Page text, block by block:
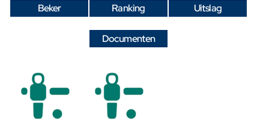
Beker Ranking Uitslag
Documenten